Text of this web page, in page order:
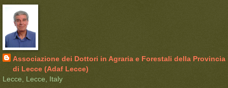
Associazione dei Dottori in Agraria e Forestali della Provincia
di Lecce (Adaf Lecce)
Lecce, Lecce, Italy